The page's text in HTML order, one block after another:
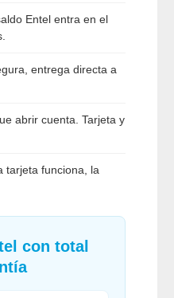
Entel entra en el
entrega directa a
abrir cuenta. Tarjeta y
tarjeta funciona, la
con total